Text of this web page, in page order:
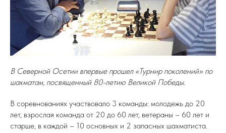
В Северной Осетии впервые прошел «Турнир поколений» по
шахматам, посвященный 80-летию Великой Победы.
В соревнованиях участвовало 3 команды: молодежь до 20
лет, взрослая команда от 20 до 60 лет, ветераны – 60 лет и
старше, в каждой – 10 основных и 2 запасных шахматиста.